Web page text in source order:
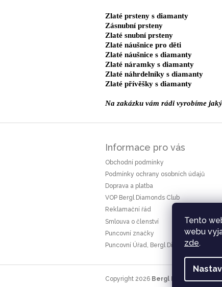
Tento
webu
zde.
Zlaté prsteny s diamanty
Zásnubní prsteny
Zlaté snubní prsteny
Zlaté náušnice pro děti
Zlaté náušnice s diamanty
Zlaté náramky s diamanty
Zlaté náhrdelníky s diamanty
Zlaté přívěšky s diamanty
Na zakázku vám rádi vyrobíme
Informace pro vás
Obchodní podmínky
Podmínky ochrany osobních údajů
Doprava a platba
VOP Bergl Diamonds Club
Reklamační řád
Smlouva o členství
Puncovní značky
Puncovní Úřad, Bergl Diamonds
Copyright 2026 Bergl Diamonds.